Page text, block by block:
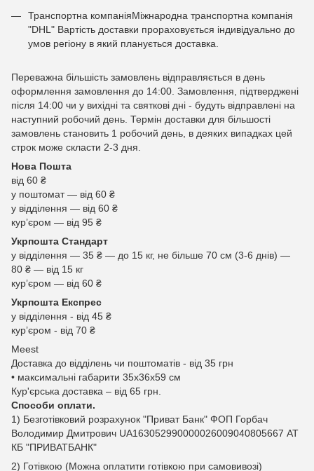
Транспортна компаніяМіжнародна транспортна компанія
"DHL" Вартість доставки прораховується індивідуально до
умов регіону в який планується доставка.
Переважна більшість замовлень відправляється в день
оформлення замовлення до 14:00. Замовлення, підтверджені
після 14:00 чи у вихідні та святкові дні - будуть відправлені на
наступний робочий день. Термін доставки для більшості
замовлень становить 1 робочий день, в деяких випадках цей
строк може скласти 2-3 дня.
Нова Пошта
від 60 ₴
у поштомат — від 60 ₴
у відділення — від 60 ₴
курʼєром — від 95 ₴
Укрпошта Стандарт
у відділення — 35 ₴ — до 15 кг, не більше 70 см (3-6 днів) —
80 ₴ — від 15 кг
курʼєром — від 60 ₴
Укрпошта Експрес
у відділення - від 45 ₴
курʼєром - від 70 ₴
Meest
Доставка до відділень чи поштоматів - від 35 грн
• максимальні габарити 35x36x59 см
Кур'єрська доставка – від 65 грн.
Способи оплати.
1) Безготівковий розрахунок "Приват Банк" ФОП Горбач
Володимир Дмитрович UA163052990000026009040805667 АТ
КБ "ПРИВАТБАНК"
2) Готівкою (Можна оплатити готівкою при самовивозі)